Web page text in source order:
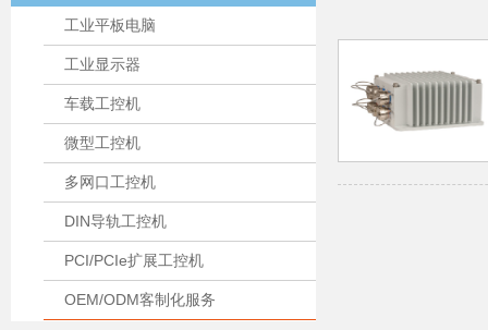
工业平板电脑
工业显示器
车载工控机
微型工控机
多网口工控机
DIN导轨工控机
PCI/PCIe扩展工控机
OEM/ODM客制化服务